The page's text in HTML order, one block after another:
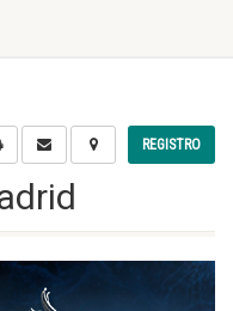
REGISTRO